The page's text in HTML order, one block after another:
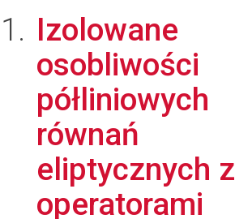
Izolowane
osobliwości
półliniowych
równań
eliptycznych z
operatorami